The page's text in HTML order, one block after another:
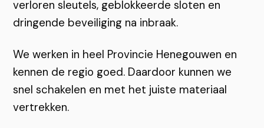
verloren sleutels, geblokkeerde sloten en
dringende beveiliging na inbraak.
We werken in heel Provincie Henegouwen en
kennen de regio goed. Daardoor kunnen we
snel schakelen en met het juiste materiaal
vertrekken.